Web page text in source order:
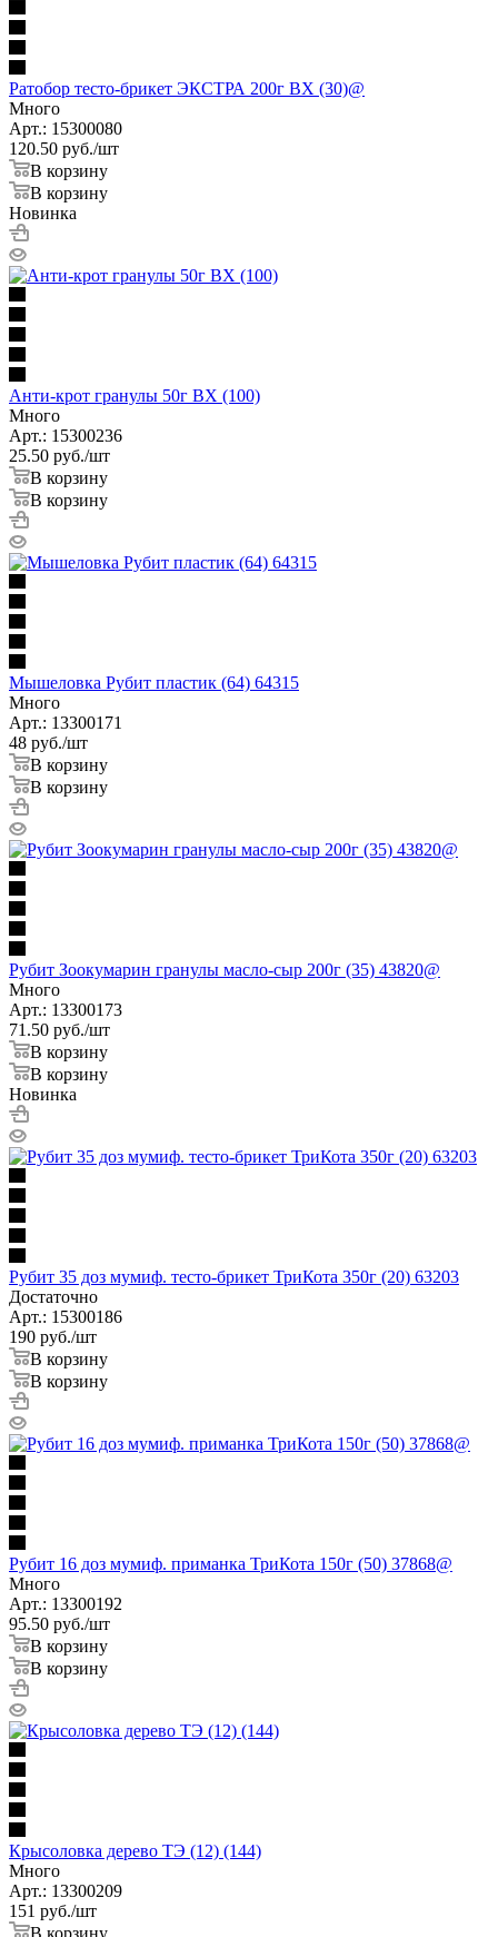
Ратобор тесто-брикет ЭКСТРА 200г ВХ (30)@
Много
Арт.: 15300080
120.50 руб./шт
В корзину
В корзину
Новинка
Анти-крот гранулы 50г ВХ (100)
Много
Арт.: 15300236
25.50 руб./шт
В корзину
В корзину
Мышеловка Рубит пластик (64) 64315
Много
Арт.: 13300171
48 руб./шт
В корзину
В корзину
Рубит Зоокумарин гранулы масло-сыр 200г (35) 43820@
Много
Арт.: 13300173
71.50 руб./шт
В корзину
В корзину
Новинка
Рубит 35 доз мумиф. тесто-брикет ТриКота 350г (20) 63203
Достаточно
Арт.: 15300186
190 руб./шт
В корзину
В корзину
Рубит 16 доз мумиф. приманка ТриКота 150г (50) 37868@
Много
Арт.: 13300192
95.50 руб./шт
В корзину
В корзину
Крысоловка дерево ТЭ (12) (144)
Много
Арт.: 13300209
151 руб./шт
В корзину